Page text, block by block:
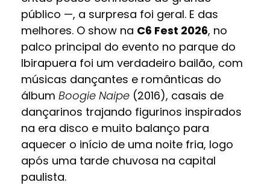
público —, a surpresa foi geral. E das
melhores. O show na C6 Fest 2026, no
palco principal do evento no parque do
Ibirapuera foi um verdadeiro bailão, com
músicas dançantes e românticas do
álbum Boogie Naipe(2016), casais de
dançarinos trajando figurinos inspirados
na era disco e muito balanço para
aquecer o início de uma noite fria, logo
após uma tarde chuvosa na capital
paulista.